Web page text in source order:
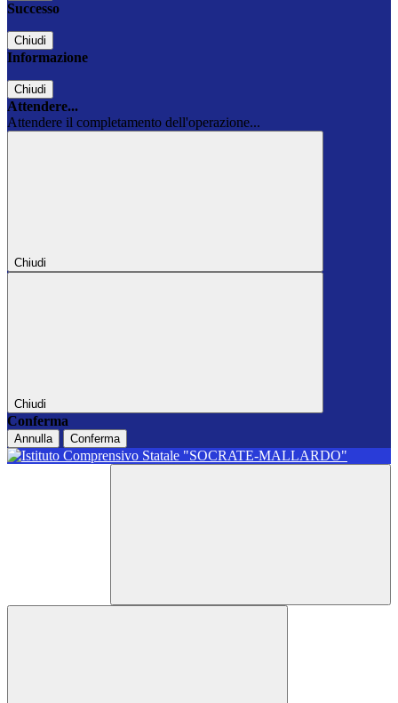
Successo
Chiudi
Informazione
Chiudi
Attendere...
Attendere il completamento dell'operazione...
Chiudi
Chiudi
Conferma
Annulla Conferma